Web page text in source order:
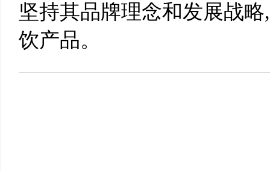
坚持其品牌理念和发展战
饮产品。